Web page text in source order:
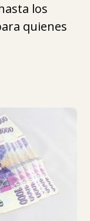
los
quienes